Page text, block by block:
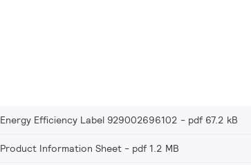
Energy Efficiency Label 929002696102 pdf 67.2 kB
Product Information Sheet pdf 1.2 MB